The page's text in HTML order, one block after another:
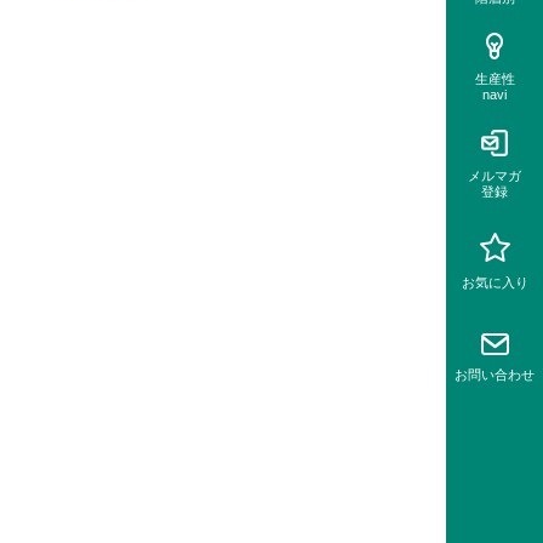
生産性
navi
メルマガ
登録
お気に入り
お問い合わせ